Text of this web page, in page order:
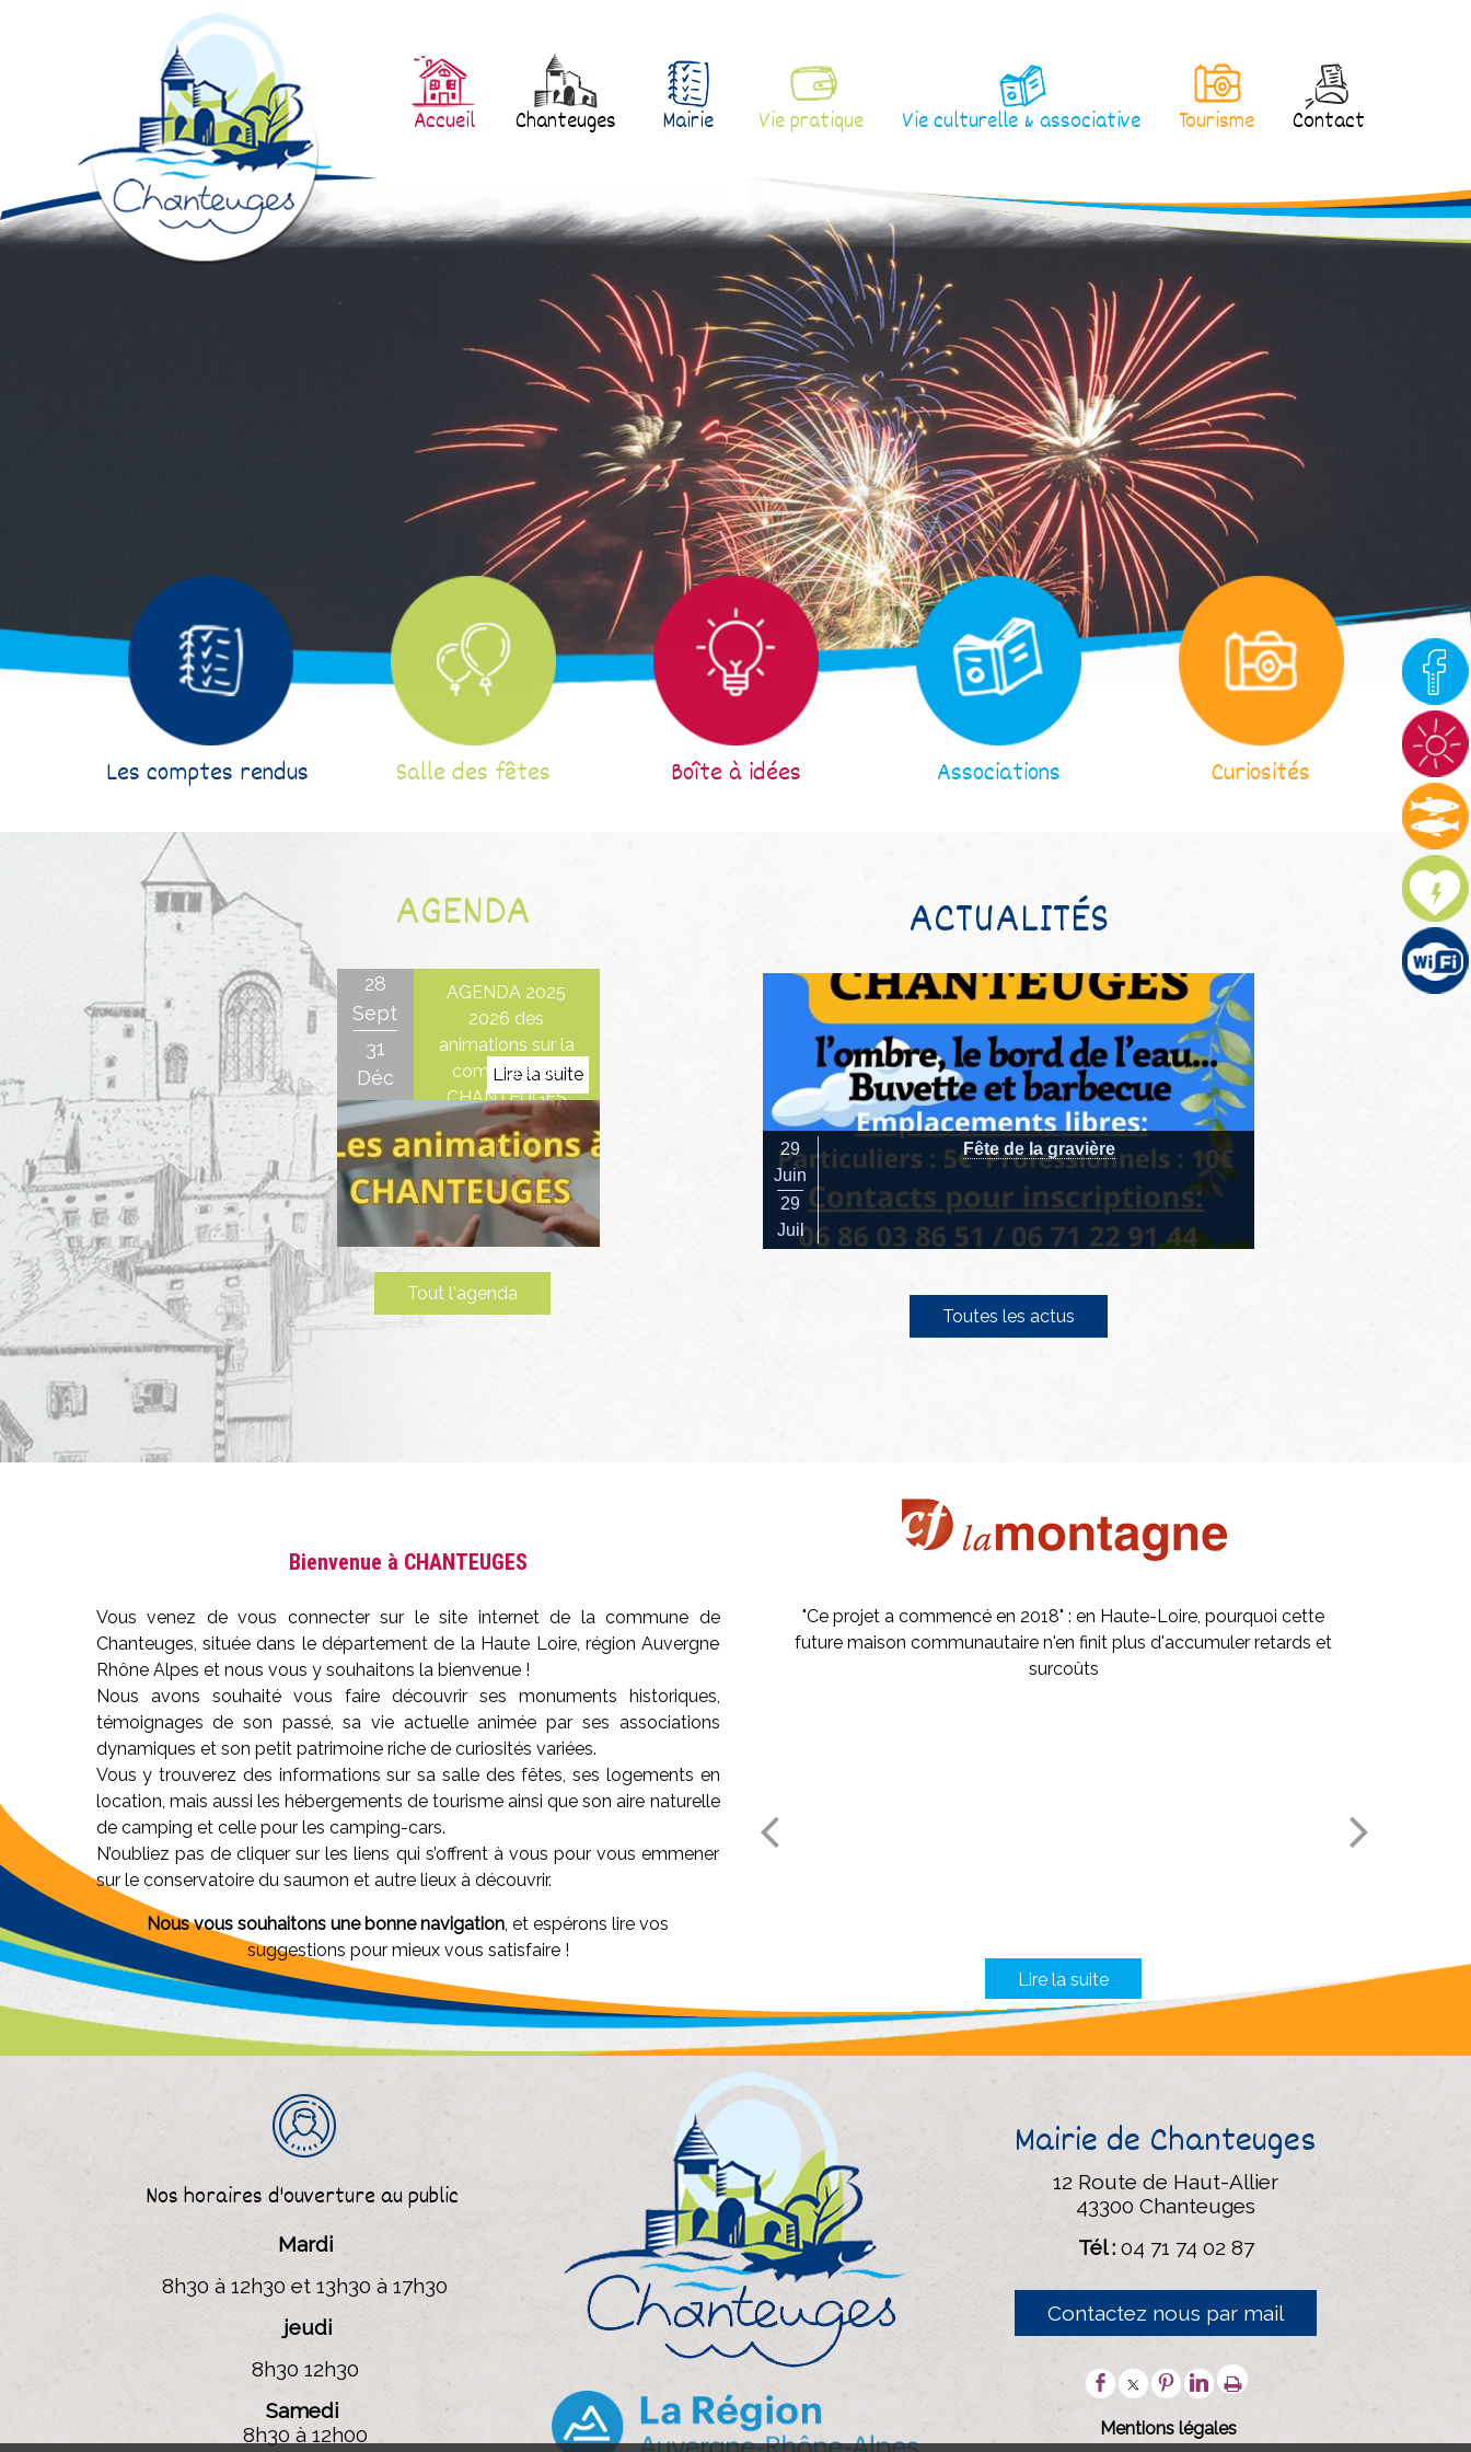
Accueil Chanteuges Mairie Vie pratique Vie culturelle & associative Tourisme Contact
Les comptes rendus Salle des fêtes Boîte à idées Associations Curiosités
AGENDA
28
Sept
31
Déc
AGENDA 2025
2026 des
animations sur la
commune de
CHANTEUGES
Tout l'agenda
ACTUALITÉS
29
Juin
29
Juil
Fête de la gravière
Toutes les actus
Bienvenue à CHANTEUGES
Vous venez de vous connecter sur le site internet de la commune de
Chanteuges, située dans le département de la Haute Loire, région Auvergne
Rhône Alpes et nous vous y souhaitons la bienvenue !
Nous avons souhaité vous faire découvrir ses monuments historiques,
témoignages de son passé, sa vie actuelle animée par ses associations
dynamiques et son petit patrimoine riche de curiosités variées.
Vous y trouverez des informations sur sa salle des fêtes, ses logements en
location, mais aussi les hébergements de tourisme ainsi que son aire naturelle
de camping et celle pour les camping-cars.
N’oubliez pas de cliquer sur les liens qui s’offrent à vous pour vous emmener
sur le conservatoire du saumon et autre lieux à découvrir.
Nous vous souhaitons une bonne navigation, et espérons lire vos
suggestions pour mieux vous satisfaire !
"Ce projet a commencé en 2018" : en Haute-Loire, pourquoi cette
future maison communautaire n'en finit plus d'accumuler retards et
surcoûts
Nos horaires d'ouvertureau public
Mardi
8h30 à 12h30 et 13h30 à 17h30
jeudi
8h30 12h30
Samedi
8h30 à 12h00
Mairie de Chanteuges
12 Route de Haut-Allier
43300 Chanteuges
Tél :04 71 74 02 87
Contactez nous par mail
Mentions légales